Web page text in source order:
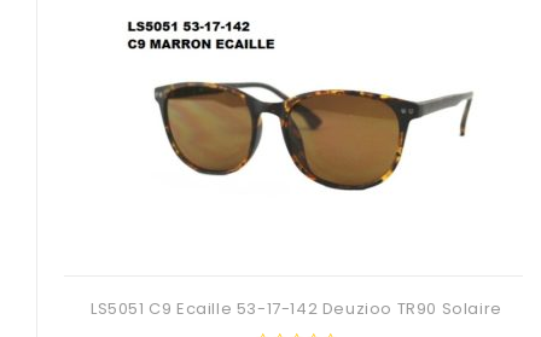
LS5051 C9 Ecaille 53-17-142 Deuzioo TR90 Solaire